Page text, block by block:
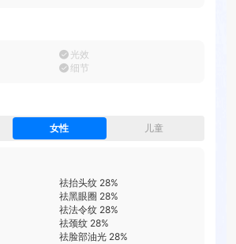
光效
细节
女性 儿童
祛抬头纹 28%
祛黑眼圈 28%
祛法令纹 28%
祛颈纹 28%
祛脸部油光 28%